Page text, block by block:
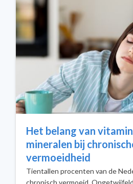
Het belang van
mineralen bij
vermoeidheid
Tientallen procenten van de
chronisch vermoeid.